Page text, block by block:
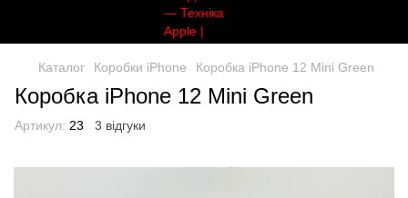
Каталог Коробки iPhone Коробка iPhone 12 Mini Green
Коробка iPhone 12 Mini Green
Артикул: 23 3 відгуки